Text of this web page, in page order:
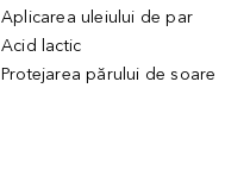
Aplicarea uleiului de par
Acid lactic
Protejarea părului de soare